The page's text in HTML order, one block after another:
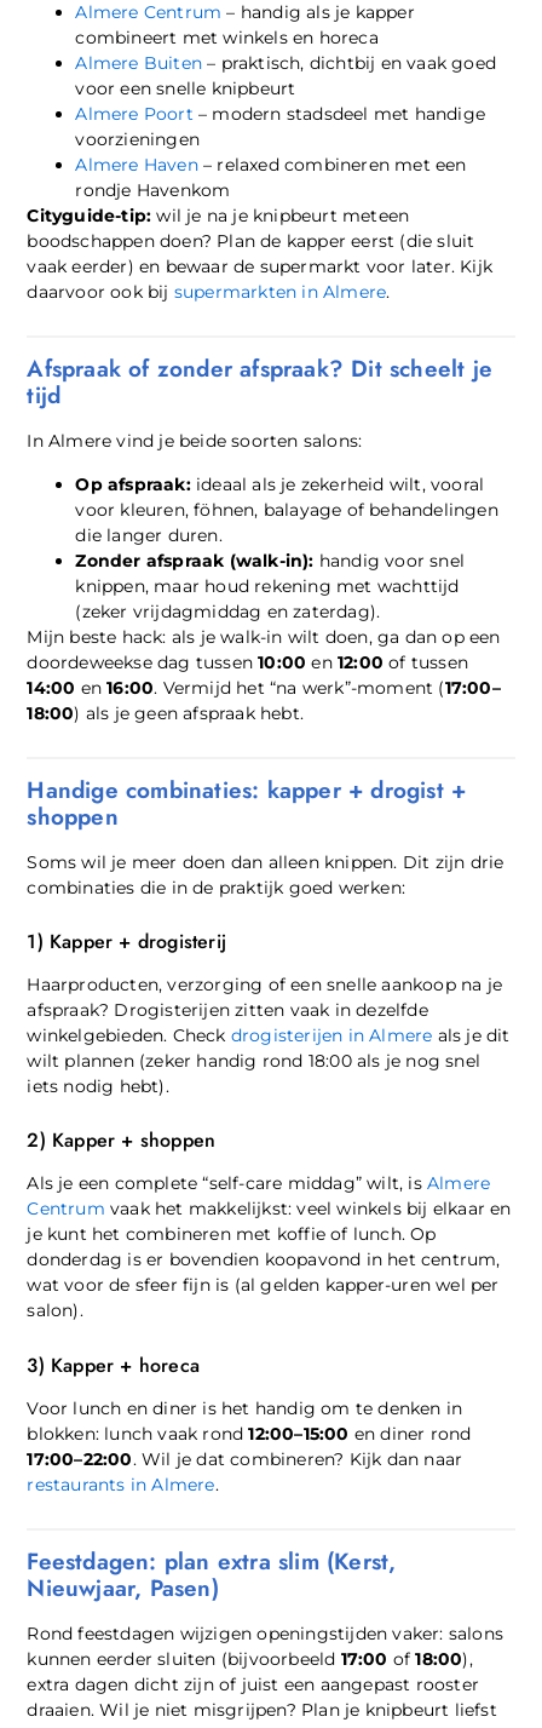
Almere Centrum – handig als je kapper
combineert met winkels en horeca
Almere Buiten – praktisch, dichtbij en vaak goed
voor een snelle knipbeurt
Almere Poort – modern stadsdeel met handige
voorzieningen
Almere Haven– relaxed combineren met een
rondje Havenkom
Cityguide-tip: wil je na je knipbeurt meteen
boodschappen doen? Plan de kapper eerst (die sluit
vaak eerder) en bewaar de supermarkt voor later. Kijk
daarvoor ook bij supermarkten in Almere.
Afspraak of zonder afspraak? Dit scheelt je
tijd
In Almere vind je beide soorten salons:
Op afspraak:ideaal als je zekerheid wilt, vooral
voor kleuren, föhnen, balayage of behandelingen
die langer duren.
Zonder afspraak (walk-in): handig voor snel
knippen, maar houd rekening met wachttijd
(zeker vrijdagmiddag en zaterdag).
Mijn beste hack: als je walk-in wilt doen, ga dan op een
doordeweekse dag tussen10:00 en12:00 of tussen
14:00 en16:00. Vermijd het “na werk”-moment (17:00–
18:00) als je geen afspraak hebt.
Handige combinaties: kapper + drogist +
shoppen
Soms wil je meer doen dan alleen knippen. Dit zijn drie
combinaties die in de praktijk goed werken:
1) Kapper + drogisterij
Haarproducten, verzorging of een snelle aankoop na je
afspraak? Drogisterijen zitten vaak in dezelfde
winkelgebieden. Check drogisterijen in Almere als je dit
wilt plannen (zeker handig rond 18:00 als je nog snel
iets nodig hebt).
2) Kapper + shoppen
Als je een complete “self-care middag” wilt, is Almere
Centrum vaak het makkelijkst: veel winkels bij elkaar en
je kunt het combineren met koffie of lunch. Op
donderdag is er bovendien koopavond in het centrum,
wat voor de sfeer fijn is (al gelden kapper-uren wel per
salon).
3) Kapper + horeca
Voor lunch en diner is het handig om te denken in
blokken: lunch vaak rond12:00–15:00 en diner rond
17:00–22:00. Wil je dat combineren? Kijk dan naar
restaurants in Almere.
Feestdagen: plan extra slim (Kerst,
Nieuwjaar, Pasen)
Rond feestdagen wijzigen openingstijden vaker: salons
kunnen eerder sluiten (bijvoorbeeld 17:00 of18:00),
extra dagen dicht zijn of juist een aangepast rooster
draaien. Wil je niet misgrijpen? Plan je knipbeurt liefst